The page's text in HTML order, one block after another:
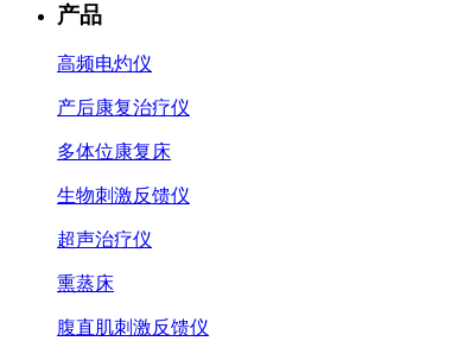
产品
高频电灼仪
产后康复治疗仪
多体位康复床
生物刺激反馈仪
超声治疗仪
熏蒸床
腹直肌刺激反馈仪